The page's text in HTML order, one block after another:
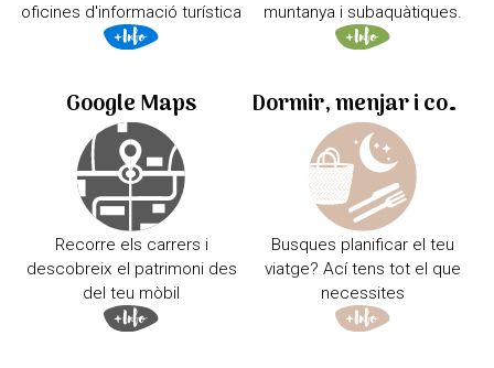
oficines d'informació turística
muntanya i subaquàtiques.
Google Maps
Recorre els carrers i
descobreix el patrimoni des
del teu mòbil
Dormir, menjar i comprar
Busques planificar el teu
viatge? Ací tens tot el que
necessites